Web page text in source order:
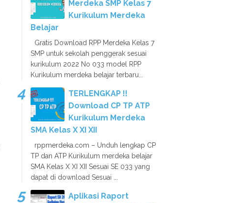
Merdeka SMP Kelas 7
Kurikulum Merdeka
Belajar
Gratis Download RPP Merdeka Kelas 7
SMP untuk sekolah penggerak sesuai
kurikulum 2022 No 033 model RPP
Kurikulum merdeka belajar terbaru...
TERLENGKAP !!
Download CP TP ATP
Kurikulum Merdeka
SMA Kelas X XI XII
rppmerdeka.com – Unduh lengkap CP
TP dan ATP Kurikulum merdeka belajar
SMA Kelas X XI XII Sesuai SE 033 yang
dapat di download Sesuai ...
Aplikasi Raport